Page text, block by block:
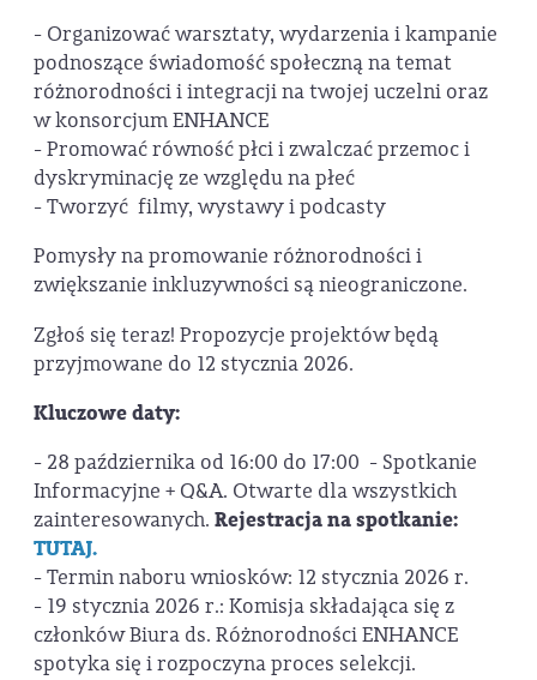
- Organizować warsztaty, wydarzenia i kampanie
podnoszące świadomość społeczną na temat
różnorodności i integracji na twojej uczelni oraz
w konsorcjum ENHANCE
- Promować równość płci i zwalczać przemoc i
dyskryminację ze względu na płeć
- Tworzyć filmy, wystawy i podcasty
Pomysły na promowanie różnorodności i
zwiększanie inkluzywności są nieograniczone.
Zgłoś się teraz! Propozycje projektów będą
przyjmowane do 12 stycznia 2026.
Kluczowe daty:
- 28 października od 16:00 do 17:00 - Spotkanie
Informacyjne + Q&A. Otwarte dla wszystkich
zainteresowanych. Rejestracja na spotkanie:
TUTAJ.
- Termin naboru wniosków: 12 stycznia 2026 r.
- 19 stycznia 2026 r.: Komisja składająca się z
członków Biura ds. Różnorodności ENHANCE
spotyka się i rozpoczyna proces selekcji.